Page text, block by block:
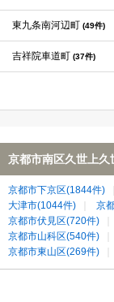
東九条南河辺町 (49件)
吉祥院車道町 (37件)
京都市南区久世上
京都市下京区(1844件)
大津市(1044件)
京
京都市伏見区(720件)
京都市山科区(540件)
京都市東山区(269件)
三島郡島本町(21件)